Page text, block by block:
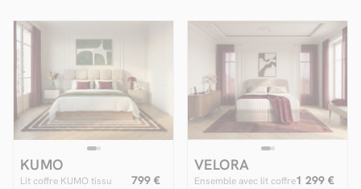
KUMO
Lit coffre KUMO tissu
799 €
VELORA
Ensemble avec lit coffre1 299 €